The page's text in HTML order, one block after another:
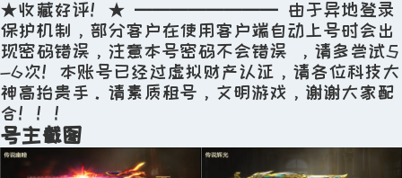
可租时间段：0:00-24:00
距包夜开始剩：5小时46分59秒
优惠活动：
租4送1
★收藏好评！★ ━━━━━━━━ 由于异地登录
保护机制，部分客户在使用客户端自动上号时会出
现密码错误，注意本号密码不会错误 ，请多尝试5
-6次！本账号已经过虚拟财产认证，请各位科技大
神高抬贵手。请素质租号，文明游戏，谢谢大家配
合！！！
号主截图